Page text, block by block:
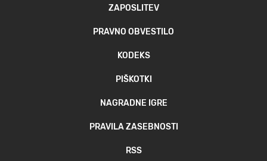
ZAPOSLITEV
PRAVNO OBVESTILO
KODEKS
PIŠKOTKI
NAGRADNE IGRE
PRAVILA ZASEBNOSTI
RSS